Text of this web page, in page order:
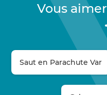
Vous
Saut en Parachute Var